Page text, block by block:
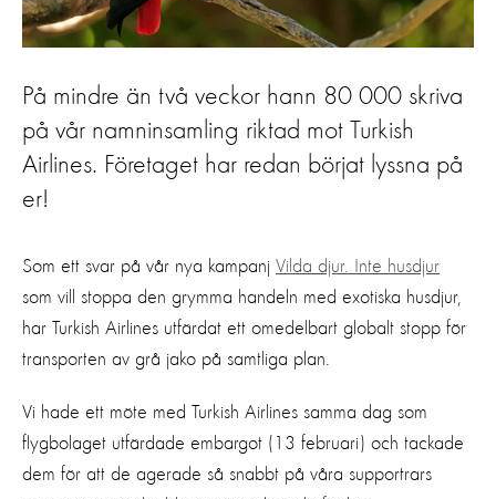
På mindre än två veckor hann 80 000 skriva
på vår namninsamling riktad mot Turkish
Airlines. Företaget har redan börjat lyssna på
er!
Som ett svar på vår nya kampanj Vilda djur. Inte husdjur
som vill stoppa den grymma handeln med exotiska husdjur,
har Turkish Airlines utfärdat ett omedelbart globalt stopp för
transporten av grå jako på samtliga plan.
Vi hade ett möte med Turkish Airlines samma dag som
flygbolaget utfärdade embargot (13 februari) och tackade
dem för att de agerade så snabbt på våra supportrars